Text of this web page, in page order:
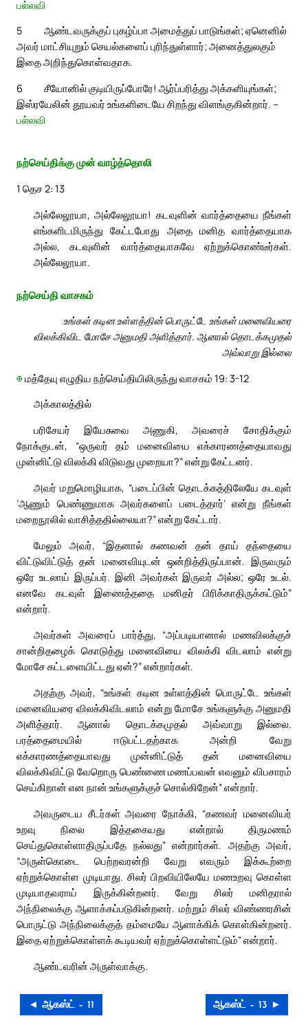
பல்லவி
5
ஆண்டவருக்குப் புகழ்ப்பா அமைத்துப் பாடுங்கள்; ஏனெனில்
அவர் மாட்சியுறும் செயல்களைப் புரிந்துள்ளார்; அனைத்துலகும்
இதை அறிந்துகொள்வதாக.
6
சீயோனில் குடியிருப்போரே! ஆர்ப்பரித்து அக்களியுங்கள்;
இஸ்ரயேலின் தூயவர் உங்களிடையே சிறந்து விளங்குகின்றார். –
பல்லவி
நற்செய்திக்கு முன் வாழ்த்தொலி
1 தெச 2: 13
அல்லேலூயா, அல்லேலூயா! கடவுளின் வார்த்தையை நீங்கள்
எங்களிடமிருந்து கேட்டபோது அதை மனித வார்த்தையாக
அல்ல, கடவுளின் வார்த்தையாகவே ஏற்றுக்கொண்டீர்கள்.
அல்லேலூயா.
நற்செய்தி வாசகம்
உங்கள் கடின உள்ளத்தின் பொருட்டே உங்கள் மனைவியரை
விலக்கிவிட மோசே அனுமதி அளித்தார். ஆனால் தொடக்கமுதல்
அவ்வாறு இல்லை
✠மத்தேயு எழுதிய நற்செய்தியிலிருந்து வாசகம் 19: 3-12
அக்காலத்தில்
பரிசேயர் இயேசுவை அணுகி, அவரைச் சோதிக்கும்
நோக்குடன், “ஒருவர் தம் மனைவியை எக்காரணத்தையாவது
முன்னிட்டு விலக்கி விடுவது முறையா?” என்று கேட்டனர்.
அவர் மறுமொழியாக, “படைப்பின் தொடக்கத்திலேயே கடவுள்
‘ஆணும் பெண்ணுமாக அவர்களைப் படைத்தார்’ என்று நீங்கள்
மறைநூலில் வாசித்ததில்லையா?” என்று கேட்டார்.
மேலும் அவர், “இதனால் கணவன் தன் தாய் தந்தையை
விட்டுவிட்டுத் தன் மனைவியுடன் ஒன்றித்திருப்பான். இருவரும்
ஒரே உடலாய் இருப்பர். இனி அவர்கள் இருவர் அல்ல; ஒரே உடல்.
எனவே கடவுள் இணைத்ததை மனிதர் பிரிக்காதிருக்கட்டும்”
என்றார்.
அவர்கள் அவரைப் பார்த்து, “அப்படியானால் மணவிலக்குச்
சான்றிதழைக் கொடுத்து மனைவியை விலக்கி விடலாம் என்று
மோசே கட்டளையிட்டது ஏன்?” என்றார்கள்.
அதற்கு அவர், “உங்கள் கடின உள்ளத்தின் பொருட்டே உங்கள்
மனைவியரை விலக்கிவிடலாம் என்று மோசே உங்களுக்கு அனுமதி
அளித்தார். ஆனால் தொடக்கமுதல் அவ்வாறு இல்லை.
பரத்தைமையில் ஈடுபட்டதற்காக அன்றி வேறு
எக்காரணத்தையாவது முன்னிட்டுத் தன் மனைவியை
விலக்கிவிட்டு வேறொரு பெண்ணை மணப்பவன் எவனும் விபசாரம்
செய்கிறான் என நான் உங்களுக்குச் சொல்கிறேன்” என்றார்.
அவருடைய சீடர்கள் அவரை நோக்கி, “கணவர் மனைவியர்
உறவு நிலை இத்தகையது என்றால் திருமணம்
செய்துகொள்ளாதிருப்பதே நல்லது” என்றார்கள். அதற்கு அவர்,
“அருள்கொடை பெற்றவரன்றி வேறு எவரும் இக்கூற்றை
ஏற்றுக்கொள்ள முடியாது. சிலர் பிறவியிலேயே மணஉறவு கொள்ள
முடியாதவராய் இருக்கின்றனர். வேறு சிலர் மனிதரால்
அந்நிலைக்கு ஆளாக்கப்படுகின்றனர். மற்றும் சிலர் விண்ணரசின்
பொருட்டு அந்நிலைக்குத் தம்மையே ஆளாக்கிக் கொள்கின்றனர்.
இதை ஏற்றுக்கொள்ளக் கூடியவர் ஏற்றுக்கொள்ளட்டும்” என்றார்.
ஆண்டவரின் அருள்வாக்கு.
◄ ஆகஸ்ட் – 11 ஆகஸ்ட் – 13 ►